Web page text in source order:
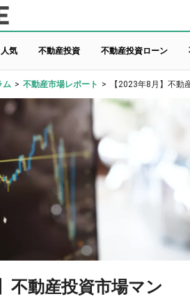
人気 不動産投資 不動産投資ローン
ム > 不動産市場レポート > 【2023年8月】不
不動産投資市場マン